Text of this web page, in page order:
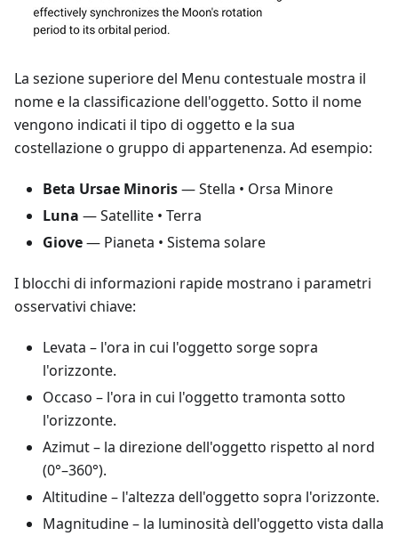
La sezione superiore del Menu contestuale mostra il
nome e la classificazione dell'oggetto. Sotto il nome
vengono indicati il tipo di oggetto e la sua
costellazione o gruppo di appartenenza. Ad esempio:
Beta Ursae Minoris— Stella • Orsa Minore
Luna — Satellite • Terra
Giove— Pianeta • Sistema solare
I blocchi di informazioni rapide mostrano i parametri
osservativi chiave:
Levata – l'ora in cui l'oggetto sorge sopra
l'orizzonte.
Occaso – l'ora in cui l'oggetto tramonta sotto
l'orizzonte.
Azimut– la direzione dell'oggetto rispetto al nord
(0°–360°).
Altitudine– l'altezza dell'oggetto sopra l'orizzonte.
Magnitudine– la luminosità dell'oggetto vista dalla